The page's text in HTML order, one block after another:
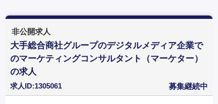
非公開求人
大手総合商社グループのデジタルメディア企業で
のマーケティングコンサルタント（マーケター）
の求人
求人ID:1305061 募集継続中